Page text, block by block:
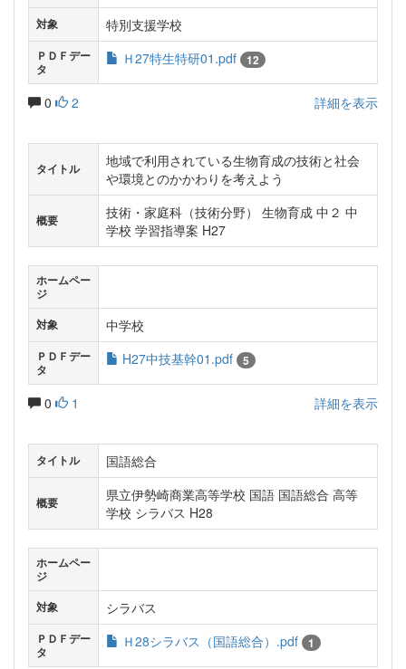
対象 特別支援学校
ＰＤＦデー
タ
Ｈ27特生特研01.pdf 12
0 2 詳細を表示
タイトル
地域で利用されている生物育成の技術と社会
や環境とのかかわりを考えよう
概要
技術・家庭科（技術分野） 生物育成 中２ 中
学校 学習指導案 H27
ホームペー
ジ
対象
中学校
ＰＤＦデー
タ
H27中技基幹01.pdf 5
0 1 詳細を表示
タイトル 国語総合
概要
県立伊勢崎商業高等学校 国語 国語総合 高等
学校 シラバス H28
ホームペー
ジ
対象
シラバス
ＰＤＦデー
タ
Ｈ28シラバス（国語総合）.pdf 1